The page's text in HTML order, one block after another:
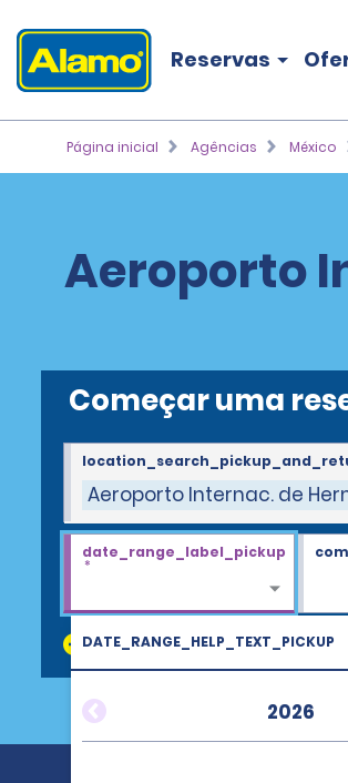
Reservas
Página inicial Agências México
Aeroporto
Começar uma
Aeroporto Internac. de
DATE_RANGE_HELP_TEXT_PICKUP
2026
date_range_label_pickup
*
discount_codes